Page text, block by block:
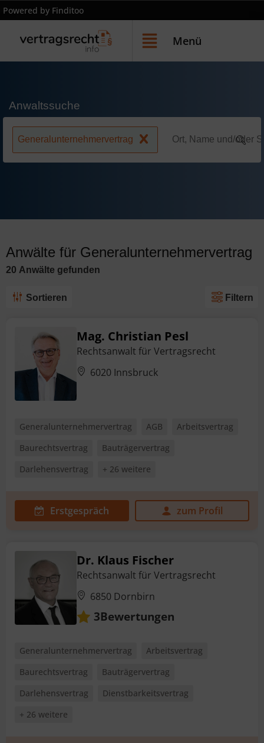
Powered by Finditoo
Menü
Anwaltssuche
Generalunternehmervertrag
Anwälte für Generalunternehmervertrag
20 Anwälte gefunden
Sortieren Filtern
Mag. Christian Pesl
Rechtsanwalt für Vertragsrecht
6020 Innsbruck
Generalunternehmervertrag AGB
Arbeitsvertrag
Baurechtsvertrag
Bauträgervertrag
Darlehensvertrag
+ 26 weitere
Erstgespräch zum Profil
Dr. Klaus Fischer
Rechtsanwalt für Vertragsrecht
6850 Dornbirn
3Bewertungen
Generalunternehmervertrag
Arbeitsvertrag
Baurechtsvertrag
Bauträgervertrag
Darlehensvertrag
Dienstbarkeitsvertrag
+ 26 weitere